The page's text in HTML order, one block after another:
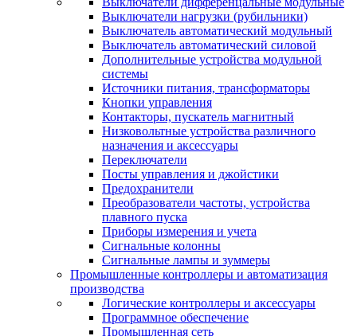
Выключатели нагрузки (рубильники)
Выключатель автоматический модульный
Выключатель автоматический силовой
Дополнительные устройства модульной
системы
Источники питания, трансформаторы
Кнопки управления
Контакторы, пускатель магнитный
Низковольтные устройства различного
назначения и аксессуары
Переключатели
Посты управления и джойстики
Предохранители
Преобразователи частоты, устройства
плавного пуска
Приборы измерения и учета
Сигнальные колонны
Сигнальные лампы и зуммеры
Промышленные контроллеры и автоматизация
производства
Логические контроллеры и аксессуары
Программное обеспечение
Промышленная сеть